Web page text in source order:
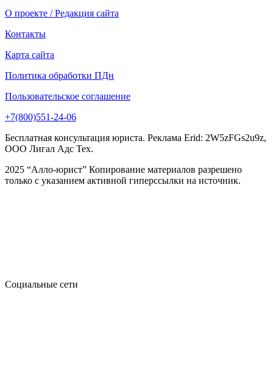
О проекте / Редакция сайта
Контакты
Карта сайта
Политика обработки ПДн
Пользовательское соглашение
+7(800)551-24-06
Бесплатная консультация юриста. Реклама Erid: 2W5zFGs2u9z,
ООО Лигал Адс Тех.
2025 “Алло-юрист” Копирование материалов разрешено
только с указанием активной гиперссылки на источник.
Социальные сети